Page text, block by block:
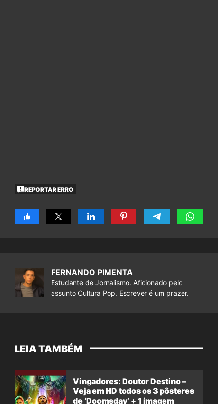
REPORTAR ERRO
FERNANDO PIMENTA
Estudante de Jornalismo. Aficionado pelo
assunto Cultura Pop. Escrever é um prazer.
LEIA TAMBÉM
Vingadores: Doutor Destino –
Veja em HD todos os 3 pôsteres
de ‘Doomsday’ + 1 imagem